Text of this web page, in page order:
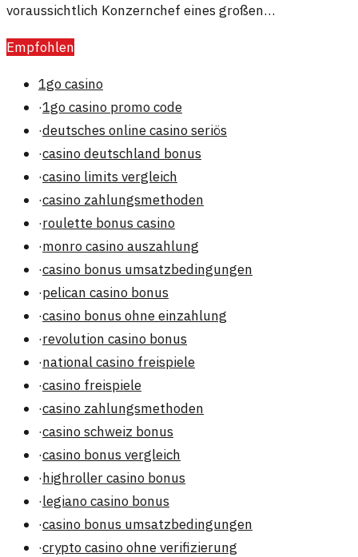
voraussichtlich Konzernchef eines großen
Wechsel von der Politik in die Wirtschaft.
Empfohlen
1go casino
·1go casino promo code
·deutsches online casino seriös
·casino deutschland bonus
·casino limits vergleich
·casino zahlungsmethoden
·roulette bonus casino
·monro casino auszahlung
·casino bonus umsatzbedingungen
·pelican casino bonus
·casino bonus ohne einzahlung
·revolution casino bonus
·national casino freispiele
·casino freispiele
·casino zahlungsmethoden
·casino schweiz bonus
·casino bonus vergleich
·highroller casino bonus
·legiano casino bonus
·casino bonus umsatzbedingungen
·crypto casino ohne verifizierung